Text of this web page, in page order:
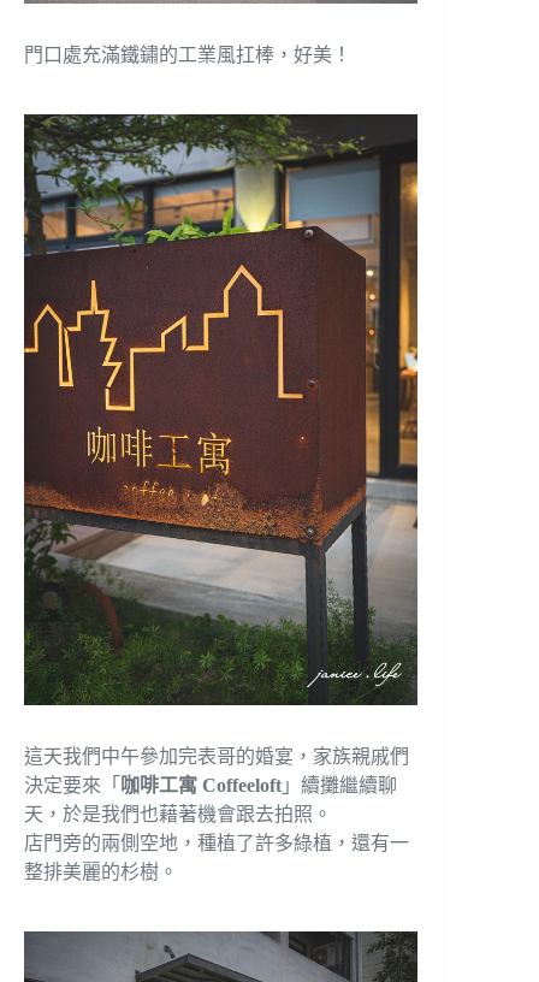
門口處充滿鐵鏽的工業風扛棒，好美！
這天我們中午參加完表哥的婚宴，家族親戚們
決定要來「 咖啡工寓 Coffeeloft 」續攤繼續聊
天，於是我們也藉著機會跟去拍照。
店門旁的兩側空地，種植了許多綠植，還有一
整排美麗的杉樹。